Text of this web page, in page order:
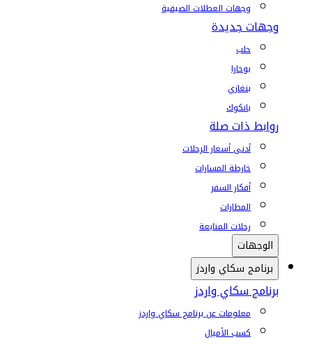
وجهات العطلات الصيفية
وجهات جديدة
حلب
بوخارا
بنغازي
بانكوك
روابط ذات صلة
أدنى أسعار الرحلات
خارطة المسارات
أفكار السفر
المطارات
رحلات المتابعة
الوجهات
برنامج سكاي واردز
برنامج سكاي واردز
معلومات عن برنامج سكاي واردز
كسب الأميال